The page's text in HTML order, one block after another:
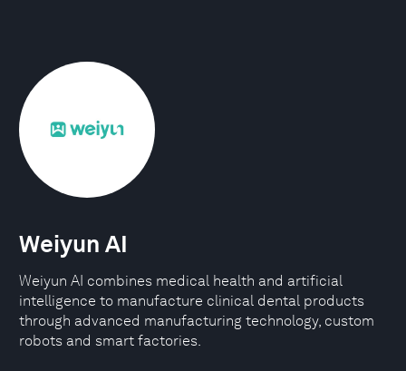
Weiyun AI
Weiyun AI combines medical health and artificial
intelligence to manufacture clinical dental products
through advanced manufacturing technology, custom
robots and smart factories.